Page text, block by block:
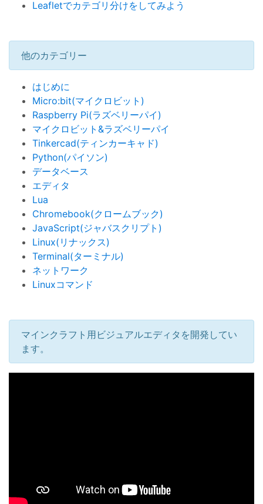
Leafletでカテゴリ分けをしてみよう
他のカテゴリー
はじめに
Micro:bit(マイクロビット)
Raspberry Pi(ラズベリーパイ)
マイクロビット&ラズベリーパイ
Tinkercad(ティンカーキャド)
Python(パイソン)
データベース
エディタ
Lua
Chromebook(クロームブック)
JavaScript(ジャバスクリプト)
Linux(リナックス)
Terminal(ターミナル)
ネットワーク
Linuxコマンド
マインクラフト用ビジュアルエディタを開発してい
ます。